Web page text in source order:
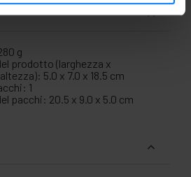
g
prodotto (larghezza x
5.0 x 7.0 x 18.5 cm
1
pacchi: 20.5 x 9.0 x 5.0 cm